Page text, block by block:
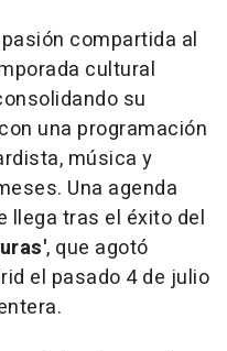
compartida al
cultural
su
una programación
música y
Una agenda
llega tras el éxito del
, que agotó
el pasado 4 de julio